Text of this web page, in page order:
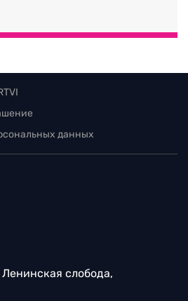
данных
слобода,